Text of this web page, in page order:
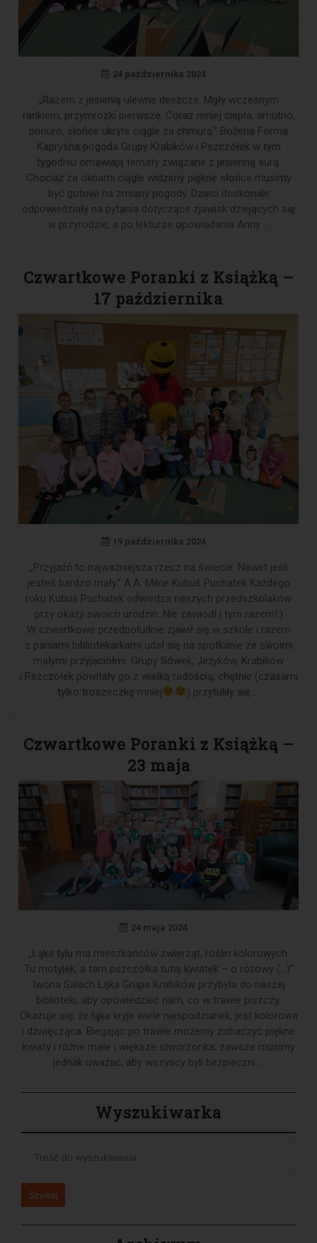
24 października 2024
„Razem z jesienią ulewne deszcze. Mgły wczesnym
rankiem, przymrozki pierwsze. Coraz mniej ciepła, smutno,
ponuro, słońce ukryte ciągle za chmurą.” Bożena Forma
Kapryśna pogoda Grupy Krabików i Pszczółek w tym
tygodniu omawiają tematy związane z jesienną aurą.
Chociaż za oknami ciągle widzimy piękne słońce musimy
być gotowi na zmiany pogody. Dzieci doskonale
odpowiedziały na pytania dotyczące zjawisk dziejących się
w przyrodzie, a po lekturze opowiadania Anny …
Czwartkowe Poranki z Książką –
17 października
19 października 2024
„Przyjaźń to najważniejsza rzecz na świecie. Nawet jeśli
jesteś bardzo mały.” A.A. Milne Kubuś Puchatek Każdego
roku Kubuś Puchatek odwiedza naszych przedszkolaków
przy okazji swoich urodzin. Nie zawiódł i tym razem!:)
W czwartkowe przedpołudnie zjawił się w szkole i razem
z paniami bibliotekarkami udał się na spotkanie ze swoimi
małymi przyjaciółmi. Grupy Sówek, Jeżyków, Krabików
i Pszczółek powitały go z wielką radością; chętnie (czasami
tylko troszeczkę mniej
) przytuliły się …
Czwartkowe Poranki z Książką –
23 maja
24 maja 2024
„Łąka tylu ma mieszkańców zwierząt, roślin kolorowych.
Tu motylek, a tam pszczółka tutaj kwiatek – o różowy (…)”
Iwona Salach Łąka Grupa Krabików przybyła do naszej
biblioteki, aby opowiedzieć nam, co w trawie piszczy.
Okazuje się, że łąka kryje wiele niespodzianek, jest kolorowa
i dźwięcząca. Biegając po trawie możemy zobaczyć piękne
kwiaty i różne małe i większe stworzonka; zawsze musimy
jednak uważać, aby wszyscy byli bezpieczni …
Wyszukiwarka
Szukaj